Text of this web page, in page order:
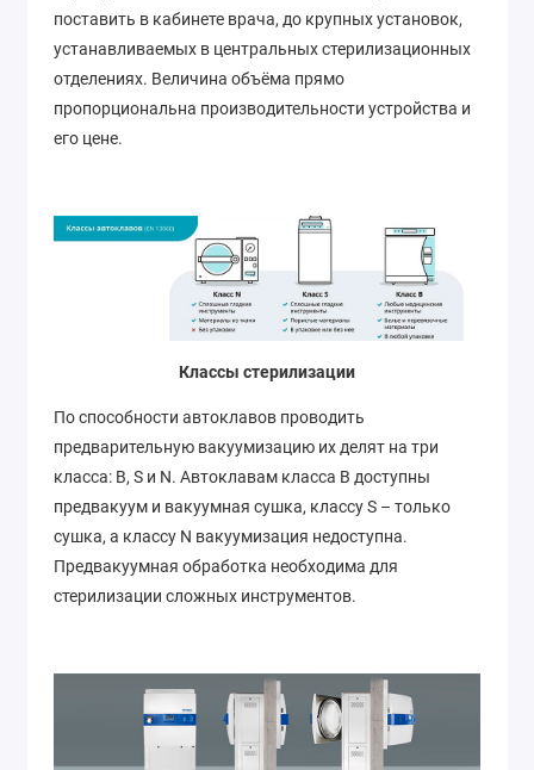
поставить в кабинете врача, до крупных установок,
устанавливаемых в центральных стерилизационных
отделениях. Величина объёма прямо
пропорциональна производительности устройства и
его цене.
Классы стерилизации
По способности автоклавов проводить
предварительную вакуумизацию их делят на три
класса: B, S и N. Автоклавам класса B доступны
предвакуум и вакуумная сушка, классу S – только
сушка, а классу N вакуумизация недоступна.
Предвакуумная обработка необходима для
стерилизации сложных инструментов.